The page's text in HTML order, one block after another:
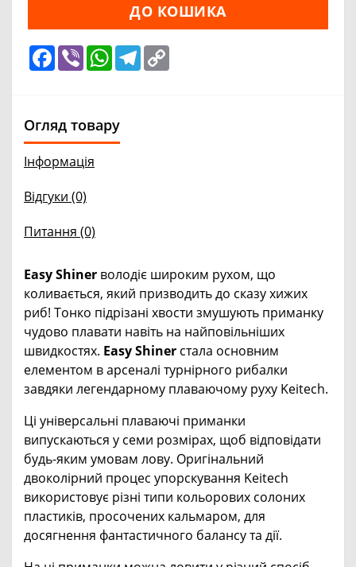
ДО КОШИКА
Facebook
Viber WhatsApp
Telegram
Огляд товару
Інформація
Відгуки (0)
Питання (0)
Easy Shiner володіє широким рухом, що
коливається, який призводить до сказу хижих
риб! Тонко підрізані хвости змушують приманку
чудово плавати навіть на найповільніших
швидкостях. Easy Shiner стала основним
елементом в арсеналі турнірного рибалки
завдяки легендарному плаваючому руху Keitech.
Ці універсальні плаваючі приманки
випускаються у семи розмірах, щоб відповідати
будь-яким умовам лову. Оригінальний
двоколірний процес упорскування Keitech
використовує різні типи кольорових солоних
пластиків, просочених кальмаром, для
досягнення фантастичного балансу та дії.